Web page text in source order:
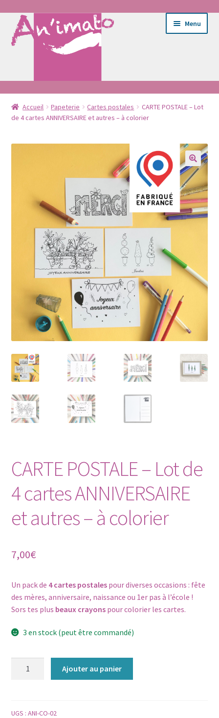
Aller
à
la
Aller
au
contenu
Menu
Ateliers
Ouvrir
le
E-shop
menu
enfant
Petit Prix
Accueil Papeterie Cartes postales
CARTE POSTALE – Lot
de 4 cartes ANNIVERSAIRE et autres – à colorier
CARTE POSTALE – Lot de
4 cartes ANNIVERSAIRE
et autres – à colorier
7,00€
Un pack de 4 cartes postalespour diverses occasions : fête
des mères, anniversaire, naissance ou 1er pas à l’école !
Sors tes plus beaux crayonspour colorier les cartes.
3 en stock (peut être commandé)
-
Ajouter au panier
UGS : ANI-CO-02